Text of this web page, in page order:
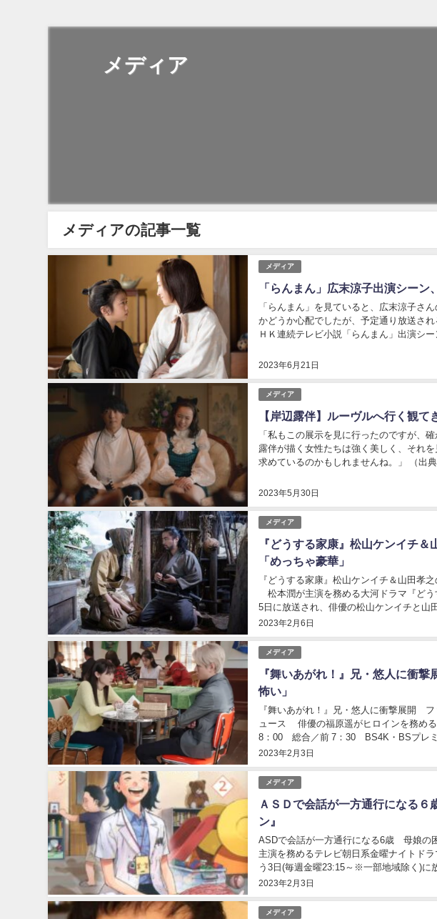
メディア
メディアの記事一覧
メディア
「らんまん」広末涼子出演シーン
2023年6月21日
「らんまん」を見ていると、広末涼子さ
かどうか心配でしたが、予定通り放送さ
ＨＫ連続テレビ小説「らんまん」出演シ
メディア
【岸辺露伴】ルーヴルへ行く観
2023年5月30日
「私もこの展示を見に行ったのですが、
露伴が描く女性たちは強く美しく、それ
求めているのかもしれませんね。」 （出
メディア
『どうする家康』松山ケンイチ
「めっちゃ豪華」
2023年2月6日
『どうする家康』松山ケンイチ＆山田孝
松本潤が主演を務める大河ドラマ『ど
5日に放送され、俳優の松山ケンイチと山
俳優の共演に対して、ネット上には「めっ
メディア
『舞いあがれ！』兄・悠人に衝
怖い」
2023年2月3日
『舞いあがれ！』兄・悠人に衝撃展開
ュース 俳優の福原遥がヒロインを務め
8：00 総合／前 7：30 BS4K・BSプレミ
放送された。 【場面カット】逮捕され...
メディア
ＡＳＤで会話が一方通行になる
ン』
2023年2月3日
ASDで会話が一方通行になる6歳 母娘の
主演を務めるテレビ朝日系金曜ナイトド
う3日(毎週金曜23:15～※一部地域除く)に
やま・こどもクリニック」を舞台に、自ら
メディア